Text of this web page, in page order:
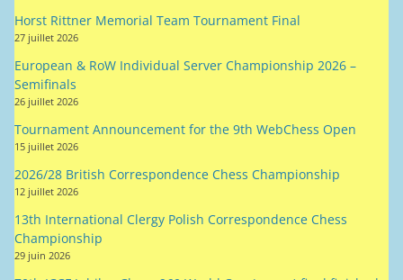
Horst Rittner Memorial Team Tournament Final
27 juillet 2026
European & RoW Individual Server Championship 2026 –
Semifinals
26 juillet 2026
Tournament Announcement for the 9th WebChess Open
15 juillet 2026
2026/28 British Correspondence Chess Championship
12 juillet 2026
13th International Clergy Polish Correspondence Chess
Championship
29 juin 2026